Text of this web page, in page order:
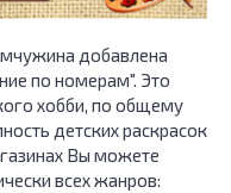
добавлена
по номерам". Это
хобби, по общему
детских раскрасок
Вы можете
всех жанров: